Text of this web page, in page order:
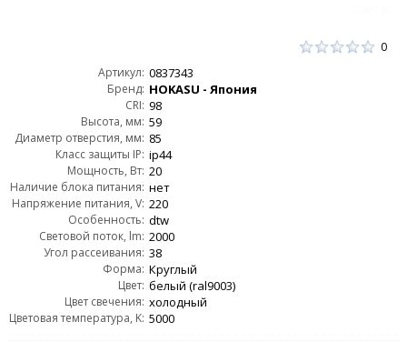
0
Артикул: 0837343
Бренд: HOKASU - Япония
CRI: 98
Высота, мм: 59
Диаметр отверстия, мм: 85
Класс защиты IP: ip44
Мощность, Вт: 20
Наличие блока питания: нет
Напряжение питания, V: 220
Особенность: dtw
Световой поток, lm: 2000
Угол рассеивания: 38
Форма: Круглый
Цвет: белый (ral9003)
Цвет свечения: холодный
Цветовая температура, K: 5000